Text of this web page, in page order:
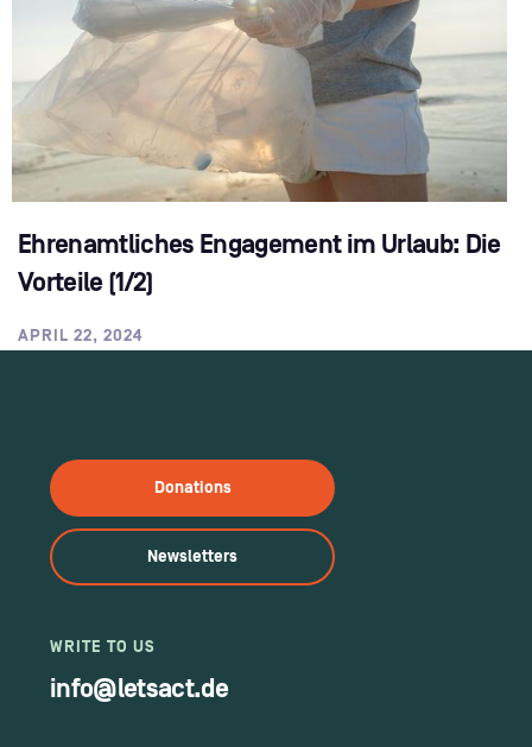
Ehrenamtliches Engagement im Urlaub: Die
Vorteile (1/2)
APRIL 22, 2024
Donations
Newsletters
WRITE TO US
info@letsact.de